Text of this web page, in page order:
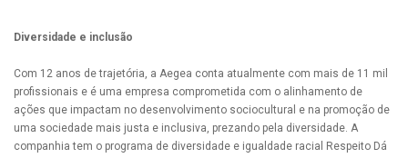
Diversidade e inclusão
Com 12 anos de trajetória, a Aegea conta atualmente com mais de 11 mil
profissionais e é uma empresa comprometida com o alinhamento de
ações que impactam no desenvolvimento sociocultural e na promoção de
uma sociedade mais justa e inclusiva, prezando pela diversidade. A
companhia tem o programa de diversidade e igualdade racial Respeito Dá